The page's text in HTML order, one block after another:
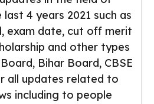
4 years 2021 such as
exam date, cut off merit
and other types
Bihar Board, CBSE
all updates related to
including to people